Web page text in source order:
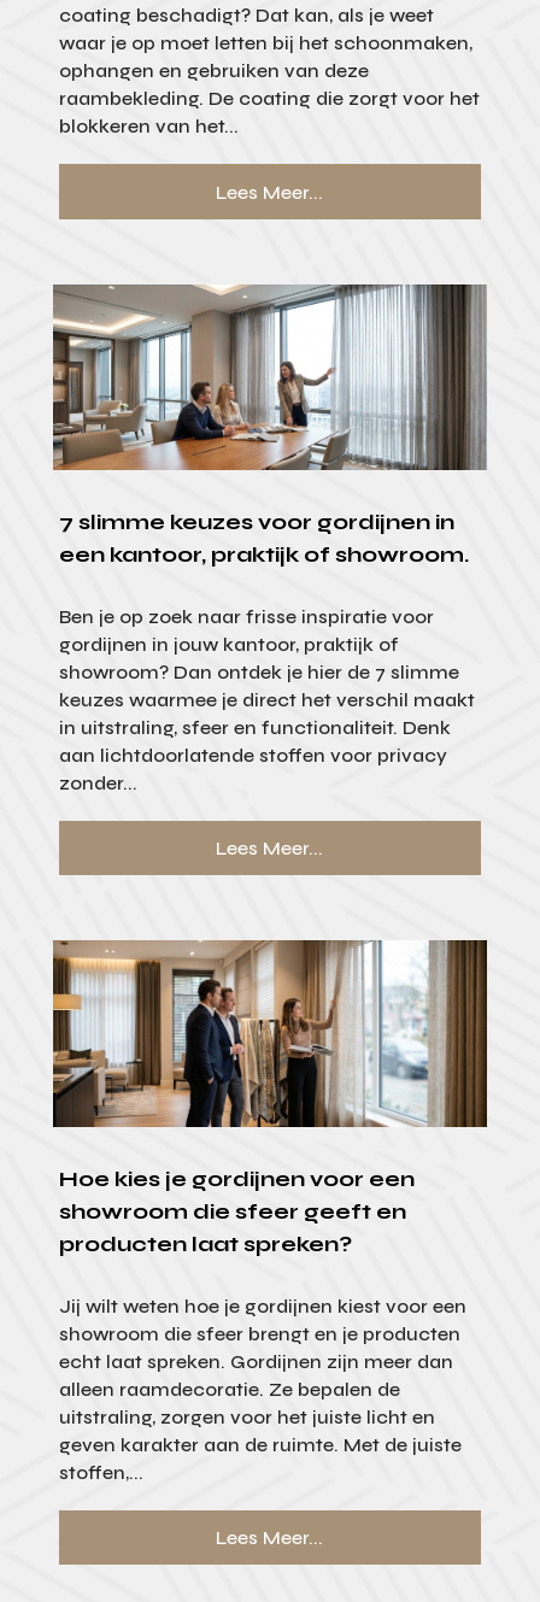
coating beschadigt? Dat kan, als je weet
waar je op moet letten bij het schoonmaken,
ophangen en gebruiken van deze
raambekleding. De coating die zorgt voor het
blokkeren van het...
Lees Meer...
7 slimme keuzes voor gordijnen in
een kantoor, praktijk of showroom.
Ben je op zoek naar frisse inspiratie voor
gordijnen in jouw kantoor, praktijk of
showroom? Dan ontdek je hier de 7 slimme
keuzes waarmee je direct het verschil maakt
in uitstraling, sfeer en functionaliteit. Denk
aan lichtdoorlatende stoffen voor privacy
zonder...
Lees Meer...
Hoe kies je gordijnen voor een
showroom die sfeer geeft en
producten laat spreken?
Jij wilt weten hoe je gordijnen kiest voor een
showroom die sfeer brengt en je producten
echt laat spreken. Gordijnen zijn meer dan
alleen raamdecoratie. Ze bepalen de
uitstraling, zorgen voor het juiste licht en
geven karakter aan de ruimte. Met de juiste
stoffen,...
Lees Meer...